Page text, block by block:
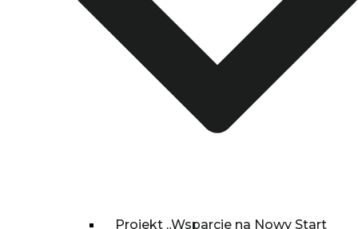
Projekt „Wsparcie na Nowy Start